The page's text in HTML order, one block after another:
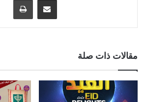
مقالات ذات صلة